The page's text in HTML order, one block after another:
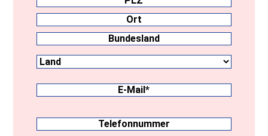
PLZ
Ort
E-
Mail(erforderlich)
Telefonnummer